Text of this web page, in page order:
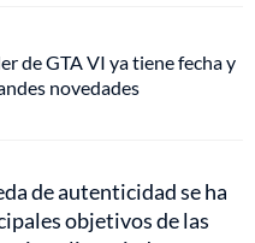
de GTA VI ya tiene fecha y
novedades
de autenticidad se ha
objetivos de las